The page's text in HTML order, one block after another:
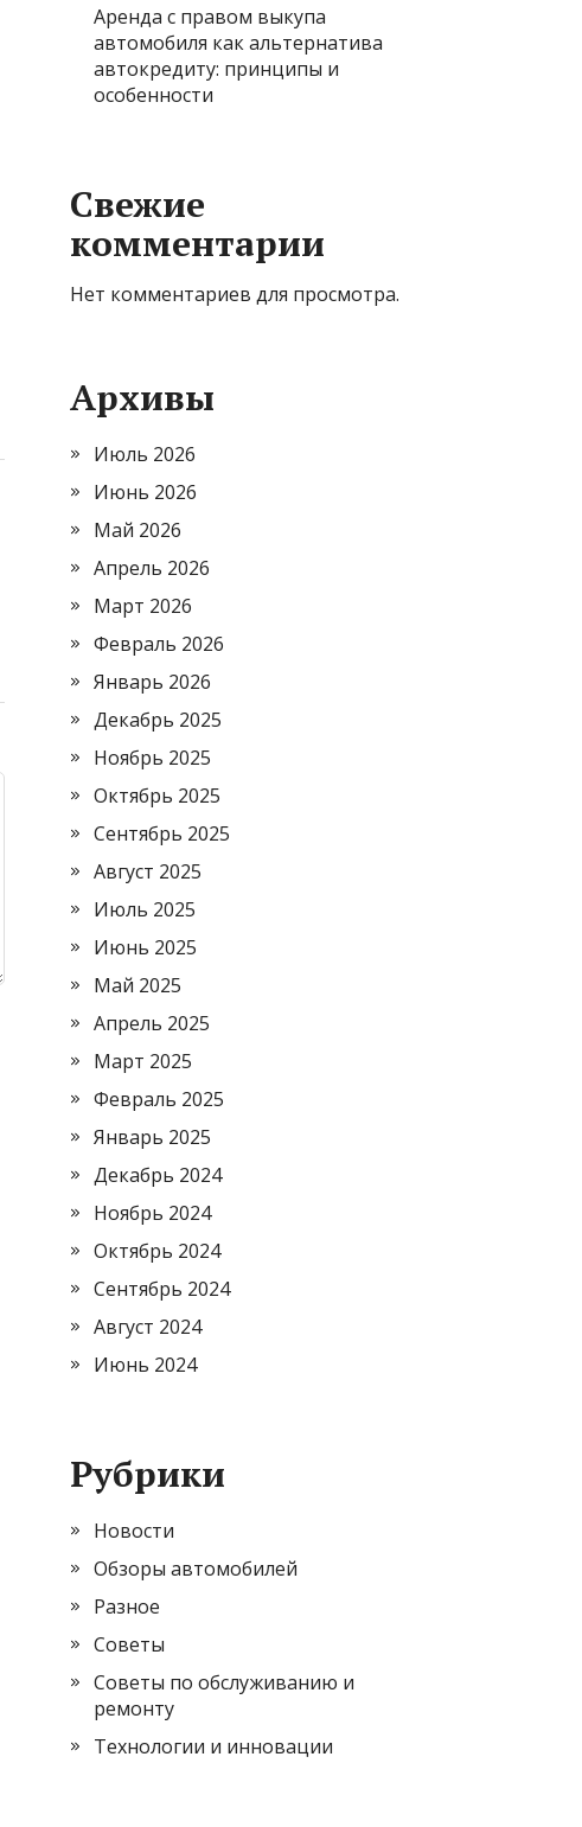
Аренда с правом выкупа
автомобиля как альтернатива
автокредиту: принципы и
особенности
Свежие
комментарии
Нет комментариев для просмотра.
Архивы
Июль 2026
Июнь 2026
Май 2026
Апрель 2026
Март 2026
Февраль 2026
Январь 2026
Декабрь 2025
Ноябрь 2025
Октябрь 2025
Сентябрь 2025
Август 2025
Июль 2025
Июнь 2025
Май 2025
Апрель 2025
Март 2025
Февраль 2025
Январь 2025
Декабрь 2024
Ноябрь 2024
Октябрь 2024
Сентябрь 2024
Август 2024
Июнь 2024
Рубрики
Новости
Обзоры автомобилей
Разное
Советы
Советы по обслуживанию и
ремонту
Технологии и инновации